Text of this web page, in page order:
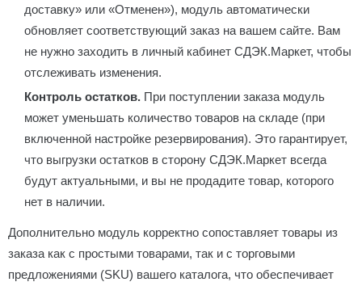
доставку» или «Отменен»), модуль автоматически
обновляет соответствующий заказ на вашем сайте. Вам
не нужно заходить в личный кабинет СДЭК.Маркет, чтобы
отслеживать изменения.
Контроль остатков. При поступлении заказа модуль
может уменьшать количество товаров на складе (при
включенной настройке резервирования). Это гарантирует,
что выгрузки остатков в сторону СДЭК.Маркет всегда
будут актуальными, и вы не продадите товар, которого
нет в наличии.
Дополнительно модуль корректно сопоставляет товары из
заказа как с простыми товарами, так и с торговыми
предложениями (SKU) вашего каталога, что обеспечивает